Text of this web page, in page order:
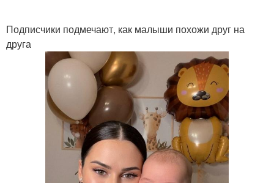
Подписчики подмечают, как малыши похожи друг на
друга